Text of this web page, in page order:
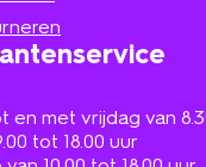
en met vrijdag van
tot 18.00 uur